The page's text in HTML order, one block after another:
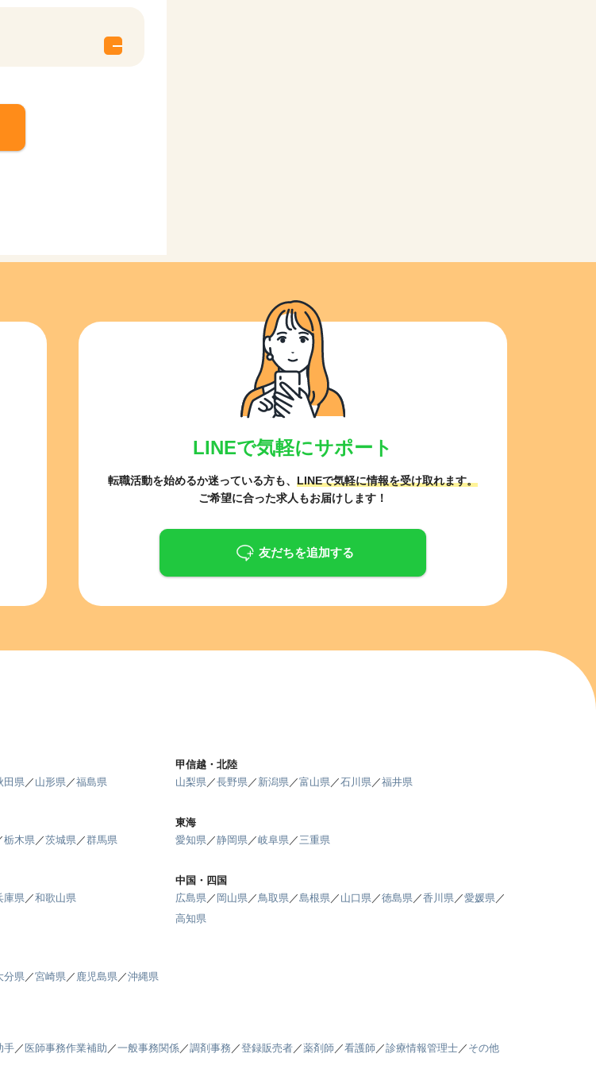
LINEで気軽にサポート
転職活動を始めるか迷っている方も、 LINEで気軽に情報を受け取れます。
ご希望に合った求人もお届けします！
友だちを追加する
田県／ 山形県／福島県
甲信越・北陸
山梨県／長野県／ 新潟県／富山県／石川県／福井県
栃木県／茨城県／群馬県
東海
愛知県／静岡県／岐阜県／三重県
庫県／和歌山県
中国・四国
広島県／ 岡山県／鳥取県／島根県／ 山口県／徳島県／香川県／愛媛県／
高知県
分県／宮崎県／ 鹿児島県／沖縄県
手／ 医師事務作業補助 ／一般事務関係／調剤事務 ／登録販売者／薬剤師 ／看護師 ／診療情報管理士／ その他